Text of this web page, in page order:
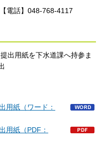
電話】048-768-4117
出用紙を下水道課へ持参ま
用紙（ワード：
用紙（PDF：